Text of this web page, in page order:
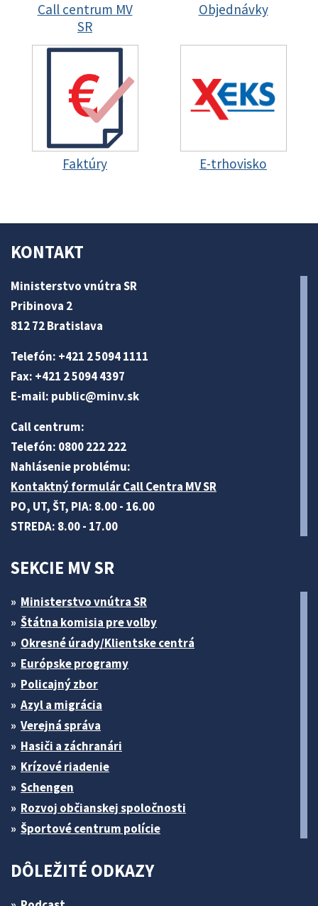
Call centrum MV
SR
Objednávky
Faktúry E-trhovisko
KONTAKT
Ministerstvo vnútra SR
Pribinova 2
812 72 Bratislava
Telefón: +421 2 5094 1111
Fax: +421 2 5094 4397
E-mail: public@minv.sk
Call centrum:
Telefón: 0800 222 222
Nahlásenie problému:
Kontaktný formulár Call Centra MV SR
PO, UT, ŠT, PIA: 8.00 - 16.00
STREDA: 8.00 - 17.00
SEKCIE MV SR
Ministerstvo vnútra SR
Štátna komisia pre volby
Okresné úrady/Klientske centrá
Európske programy
Policajný zbor
Azyl a migrácia
Verejná správa
Hasiči a záchranári
Krízové riadenie
Schengen
Rozvoj občianskej spoločnosti
Športové centrum polície
DÔLEŽITÉ ODKAZY